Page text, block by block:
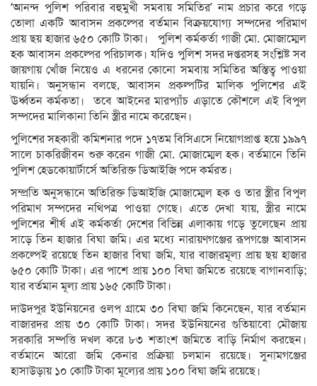
‘আনন্দ পুলিশ পরিবার বহুমুখী সমবায় সমিতির’ নাম প্রচার করে গড়ে
তোলা একটি আবাসন প্রকল্পের বর্তমান বিক্রয়যোগ্য সম্পদের পরিমাণ
প্রায় ছয় হাজার ৬৫০ কোটি টাকা। পুলিশ কর্মকর্তা গাজী মো. মোজাম্মেল
হক আবাসন প্রকল্পের পরিচালক। যদিও পুলিশ সদর দপ্তরসহ সংশ্লিষ্ট সব
জায়গায় খোঁজ নিয়েও এ ধরনের কোনো সমবায় সমিতির অস্তিত্ব পাওয়া
যায়নি। অনুসন্ধান বলছে, আবাসন প্রকল্পটির মালিক পুলিশের এই
ঊর্ধ্বতন কর্মকতা। তবে আইনের মারপ্যাঁচ এড়াতে কৌশলে এই বিপুল
সম্পদের মালিকানা তিনি স্ত্রীর নামে করেছেন।
পুলিশের সহকারী কমিশনার পদে ১৭তম বিসিএসে নিয়োগপ্রাপ্ত হয়ে ১৯৯৭
সালে চাকরিজীবন শুরু করেন গাজী মো. মোজাম্মেল হক। বর্তমানে তিনি
পুলিশ হেডকোয়ার্টার্সে অতিরিক্ত ডিআইজি পদে কর্মরত।
সম্প্রতি অনুসন্ধানে অতিরিক্ত ডিআইজি মোজাম্মেল হক ও তার স্ত্রীর বিপুল
পরিমাণ সম্পদের নথিপত্র পাওয়া গেছে। এতে দেখা যায়, স্ত্রীর নামে
পুলিশের শীর্ষ এই কর্মকর্তা দেশের বিভিন্ন এলাকায় গড়ে তুলেছেন প্রায়
সাড়ে তিন হাজার বিঘা জমি। এর মধ্যে নারায়ণগঞ্জের রূপগঞ্জে আবাসন
প্রকল্পেই রয়েছে তিন হাজার বিঘা জমি, যার বাজারমূল্য প্রায় ছয় হাজার
৬৫০ কোটি টাকা। এর পাশে প্রায় ১০০ বিঘা জমিতে রয়েছে বাগানবাড়ি;
যার বর্তমান মূল্য প্রায় ১৬৫ কোটি টাকা।
দাউদপুর ইউনিয়নের ওলপ গ্রামে ৩০ বিঘা জমি কিনেছেন, যার বর্তমান
বাজারদর প্রায় ৩০ কোটি টাকা। সদর ইউনিয়নের গুতিয়াবো মৌজায়
সরকারি সম্পত্তি দখল করে ৮৩ শতাংশ জমিতে বাড়ি নির্মাণ করছেন।
বর্তমানে আরো জমি কেনার প্রক্রিয়া চলমান রয়েছে। সুনামগঞ্জের
হাসাউড়ায় ১০ কোটি টাকা মূল্যের প্রায় ১০০ বিঘা জমি রয়েছে।